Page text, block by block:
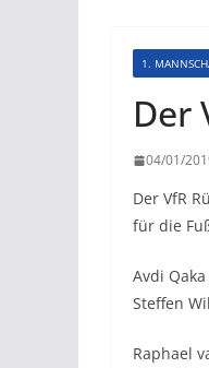
1.
Der
04/01/
Der VfR
für die
Avdi
Steffen
Raphael